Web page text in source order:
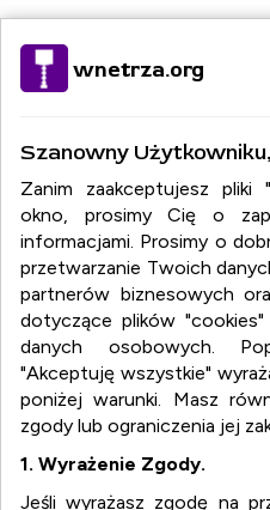
wnetrza.org
Szanowny Użytkowniku,
Zanim zaakceptujesz pliki
okno, prosimy Cię o
informacjami. Prosimy o
przetwarzanie Twoich
partnerów biznesowych
dotyczące plików
danych osobowych.
"Akceptuję wszystkie"
poniżej warunki. Masz
zgody lub ograniczenia jej
1. Wyrażenie Zgody.
Jeśli wyrażasz zgodę na
PT
RO